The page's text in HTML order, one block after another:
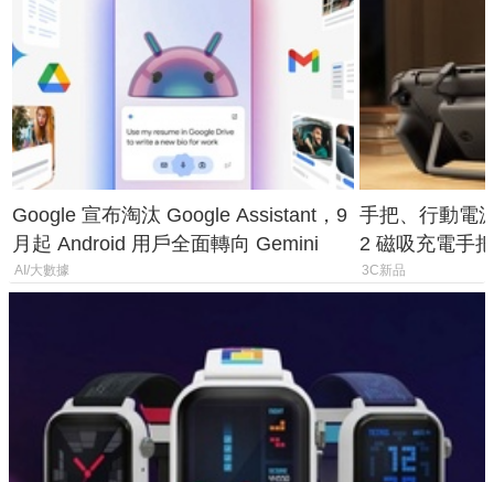
Google 宣布淘汰 Google Assistant，9
月起 Android 用戶全面轉向 Gemini
AI/大數據
手把、行動電
2 磁吸充電手
倍
3C新品